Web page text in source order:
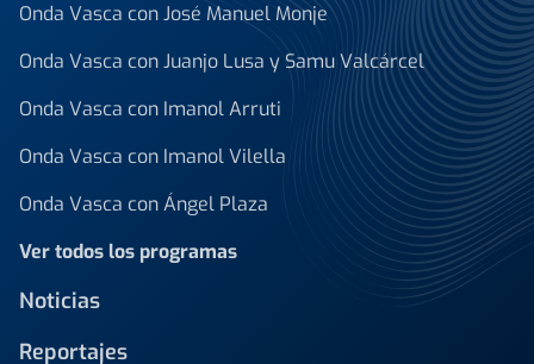
Onda Vasca con José Manuel Monje
Onda Vasca con Juanjo Lusa y Samu Valcárcel
Onda Vasca con Imanol Arruti
Onda Vasca con Imanol Vilella
Onda Vasca con Ángel Plaza
Ver todos los programas
Noticias
Reportajes